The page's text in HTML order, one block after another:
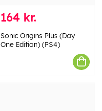
164 kr.
Sonic Origins Plus (Day
One Edition) (PS4)